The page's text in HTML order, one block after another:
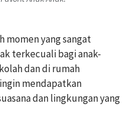
momen yang sangat
terkecuali bagi anak-
dan di rumah
mendapatkan
dan lingkungan yang